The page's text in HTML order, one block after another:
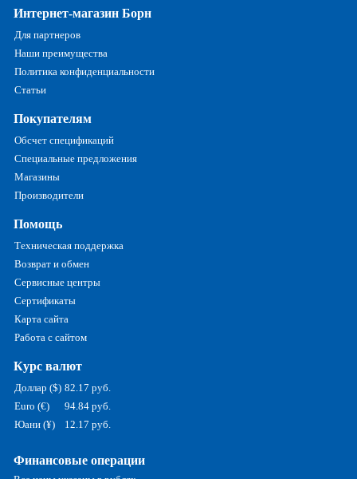
Интернет-магазин Борн
Для партнеров
Наши преимущества
Политика конфиденциальности
Статьи
Покупателям
Обсчет спецификаций
Специальные предложения
Магазины
Производители
Помощь
Техническая поддержка
Возврат и обмен
Сервисные центры
Сертификаты
Карта сайта
Работа с сайтом
Курс валют
Доллар ($) 82.17 руб.
Euro (€)
94.84 руб.
Юани (¥)
12.17 руб.
Финансовые операции